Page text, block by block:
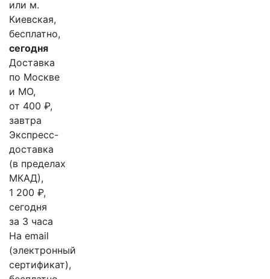
или м.
Киевская,
бесплатно,
сегодня
Доставка
по Москве
и МО,
от 400 ₽,
завтра
Экспресс-
доставка
(в пределах
МКАД),
1 200 ₽,
сегодня
за 3 часа
На email
(электронный
сертификат),